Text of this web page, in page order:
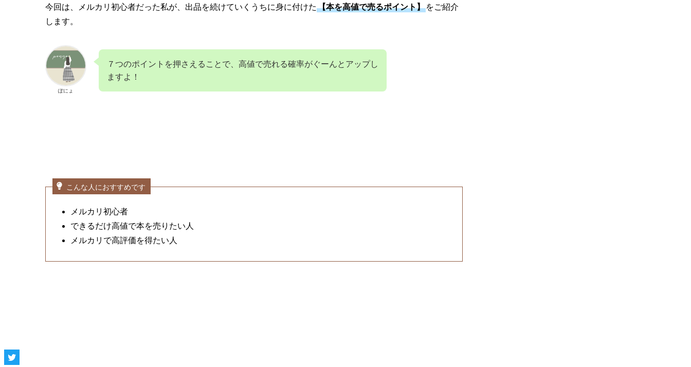
今回は、メルカリ初心者だった私が、出品を続けていくうちに身に付けた 【本を高値で売るポイント】 をご紹介
します。
ぽにょ
７つのポイントを押さえることで、高値で売れる確率がぐーんとアップし
ますよ！
こんな人におすすめです
メルカリ初心者
できるだけ高値で本を売りたい人
メルカリで高評価を得たい人